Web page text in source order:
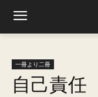
一冊より二冊
自己責任